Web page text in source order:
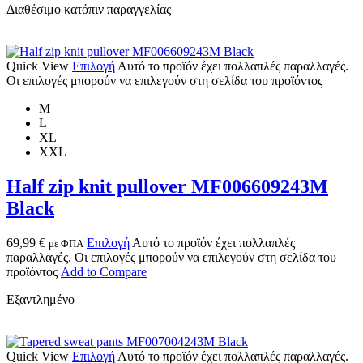
Διαθέσιμο κατόπιν παραγγελίας
Quick View Επιλογή Αυτό το προϊόν έχει πολλαπλές παραλλαγές.
Οι επιλογές μπορούν να επιλεγούν στη σελίδα του προϊόντος
M
L
XL
XXL
Half zip knit pullover MF006609243M
Black
69,99 € με ΦΠΑ Επιλογή Αυτό το προϊόν έχει πολλαπλές
παραλλαγές. Οι επιλογές μπορούν να επιλεγούν στη σελίδα του
προϊόντος Add to Compare
Εξαντλημένο
Quick View Επιλογή Αυτό το προϊόν έχει πολλαπλές παραλλαγές.